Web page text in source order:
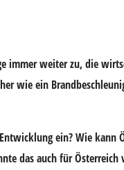
immer weiter zu, die
wie ein
ein? Wie kann
das auch für